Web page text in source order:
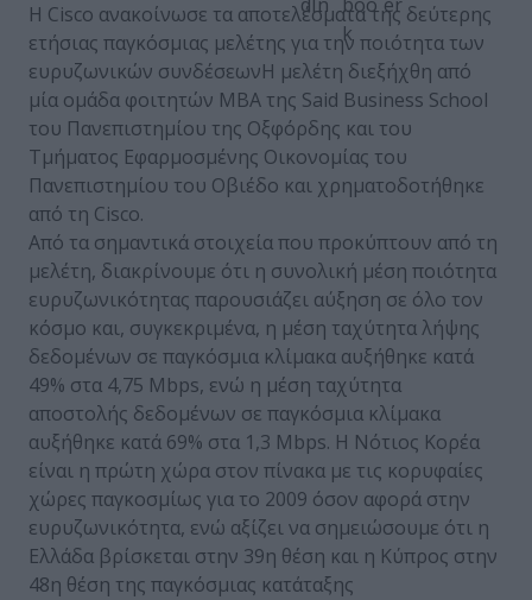
H Cisco ανακοίνωσε τα αποτελέσματα της δεύτερης
ετήσιας παγκόσμιας μελέτης για την ποιότητα των
ευρυζωνικών συνδέσεωνΗ μελέτη διεξήχθη από
μία ομάδα φοιτητών MBA της Said Business School
του Πανεπιστημίου της Οξφόρδης και του
Τμήματος Εφαρμοσμένης Οικονομίας του
Πανεπιστημίου του Οβιέδο και χρηματοδοτήθηκε
από τη Cisco.
Από τα σημαντικά στοιχεία που προκύπτουν από τη
μελέτη, διακρίνουμε ότι η συνολική μέση ποιότητα
ευρυζωνικότητας παρουσιάζει αύξηση σε όλο τον
κόσμο και, συγκεκριμένα, η μέση ταχύτητα λήψης
δεδομένων σε παγκόσμια κλίμακα αυξήθηκε κατά
49% στα 4,75 Mbps, ενώ η μέση ταχύτητα
αποστολής δεδομένων σε παγκόσμια κλίμακα
αυξήθηκε κατά 69% στα 1,3 Mbps. Η Νότιος Κορέα
είναι η πρώτη χώρα στον πίνακα με τις κορυφαίες
χώρες παγκοσμίως για το 2009 όσον αφορά στην
ευρυζωνικότητα, ενώ αξίζει να σημειώσουμε ότι η
Ελλάδα βρίσκεται στην 39η θέση και η Κύπρος στην
48η θέση της παγκόσμιας κατάταξης